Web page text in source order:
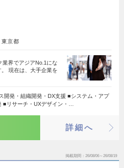
東京都
業界でアジアNo.1にな
現在は、大手企業を
開発・組織開発・DX支援 ■システム・アプ
■リサーチ・UXデザイン・…
詳細へ
掲載期間 26/08/06～26/08/19